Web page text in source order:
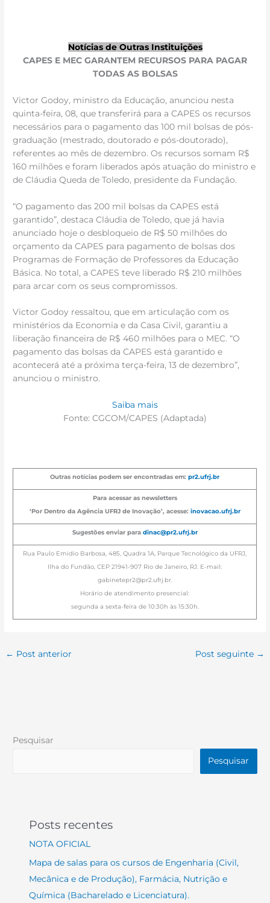
Notícias de Outras Instituições
CAPES E MEC GARANTEM RECURSOS PARA PAGAR
TODAS AS BOLSAS
Victor Godoy, ministro da Educação, anunciou nesta
quinta-feira, 08, que transferirá para a CAPES os recursos
necessários para o pagamento das 100 mil bolsas de pós-
graduação (mestrado, doutorado e pós-doutorado),
referentes ao mês de dezembro. Os recursos somam R$
160 milhões e foram liberados após atuação do ministro e
de Cláudia Queda de Toledo, presidente da Fundação.
“O pagamento das 200 mil bolsas da CAPES está
garantido”, destaca Cláudia de Toledo, que já havia
anunciado hoje o desbloqueio de R$ 50 milhões do
orçamento da CAPES para pagamento de bolsas dos
Programas de Formação de Professores da Educação
Básica. No total, a CAPES teve liberado R$ 210 milhões
para arcar com os seus compromissos.
Victor Godoy ressaltou, que em articulação com os
ministérios da Economia e da Casa Civil, garantiu a
liberação financeira de R$ 460 milhões para o MEC. “O
pagamento das bolsas da CAPES está garantido e
acontecerá até a próxima terça-feira, 13 de dezembro”,
anunciou o ministro.
Saiba mais
Fonte: CGCOM/CAPES (Adaptada)
Outras notícias podem ser encontradas em:pr2.ufrj.br
Para acessar as newsletters
‘Por Dentro da Agência UFRJ de Inovação’, acesse: inovacao.ufrj.br
Sugestões enviar para dinac@pr2.ufrj.br
Rua Paulo Emidio Barbosa, 485, Quadra 1A, Parque Tecnológico da UFRJ,
Ilha do Fundão, CEP 21941-907 Rio de Janeiro, RJ. E-mail:
gabinetepr2@pr2.ufrj.br.
Horário de atendimento presencial:
segunda a sexta-feira de 10:30h às 15:30h.
← Post anterior Post seguinte →
Pesquisar
Pesquisar
Posts recentes
NOTA OFICIAL
Mapa de salas para os cursos de Engenharia (Civil,
Mecânica e de Produção), Farmácia, Nutrição e
Química (Bacharelado e Licenciatura).